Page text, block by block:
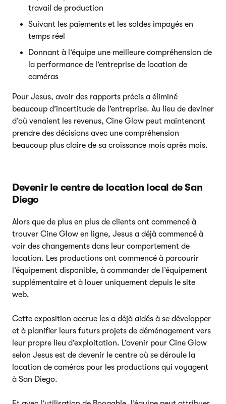
travail de production
Suivant les paiements et les soldes impayés en
temps réel
Donnant à l’équipe une meilleure compréhension de
la performance de l’entreprise de location de
caméras
Pour Jesus, avoir des rapports précis a éliminé
beaucoup d’incertitude de l’entreprise. Au lieu de deviner
d’où venaient les revenus, Cine Glow peut maintenant
prendre des décisions avec une compréhension
beaucoup plus claire de sa croissance mois après mois.
Devenir le centre de location local de San
Diego
Alors que de plus en plus de clients ont commencé à
trouver Cine Glow en ligne, Jesus a déjà commencé à
voir des changements dans leur comportement de
location. Les productions ont commencé à parcourir
l’équipement disponible, à commander de l’équipement
supplémentaire et à louer uniquement depuis le site
web.
Cette exposition accrue les a déjà aidés à se développer
et à planifier leurs futurs projets de déménagement vers
leur propre lieu d’exploitation. L’avenir pour Cine Glow
selon Jesus est de devenir le centre où se déroule la
location de caméras pour les productions qui voyagent
à San Diego.